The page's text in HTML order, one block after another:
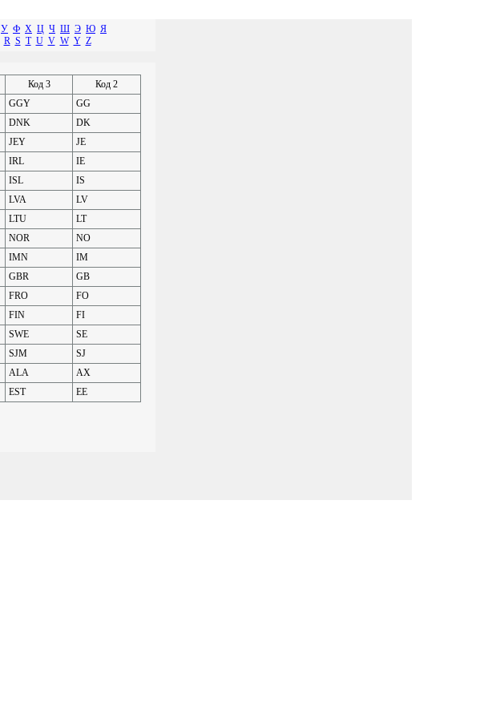
У Ф Х Ц Ч Ш Э Ю Я
R S T U V W Y Z
Код 3
Код 2
GGY
GG
DNK
DK
JEY
JE
IRL
IE
ISL
IS
LVA
LV
LTU
LT
NOR
NO
IMN
IM
GBR
GB
FRO
FO
FIN
FI
SWE
SE
SJM
SJ
ALA
АХ
EST EE